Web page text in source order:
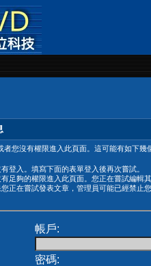
者您沒有權限進入此頁面。這可能有如下幾
登入。填寫下面的表單登入後再次嘗試。
有足夠的權限進入此頁面。您正在嘗試編輯
您正在嘗試發表文章，管理員可能已經禁止
帳戶:
密碼: